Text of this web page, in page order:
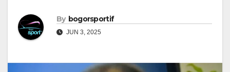
By bogorsportif
JUN 3, 2025